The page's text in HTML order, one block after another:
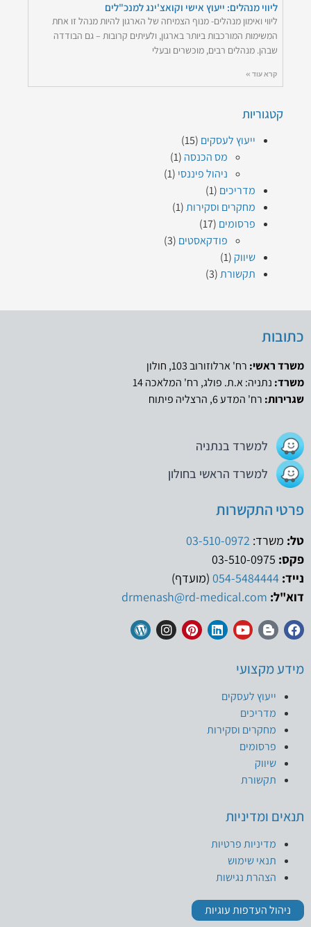
ליווי מנהלים: ייעוץ אישי וקואצ'ינג למנכ"לים
ליווי ואימון מנהלים- מנוף הצמיחה של הארגון להיות מנהל זו אחת
המשימות המורכבות ביותר בארגון, ולעיתים קרובות – גם הבודדה
שבהן. מנהלים רבים, מוכשרים ובעלי
קרא עוד »
קטגוריות
ייעוץ לעסקים (15)
מס הכנסה (1)
ניהול פיננסי (1)
מדריכים (1)
מחקרים וסקירות(1)
פרסומים (17)
פודקאסטים (3)
שיווק (1)
תקשורת(3)
כתובות
משרד ראשי: רח' ארלוזורוב 103, חולון
משרד: נתניה: א.ת. פולג, רח' המלאכה 14
שגרירות: רח' המדע 6, הרצליה פיתוח
למשרד בנתניה
למשרד הראשי בחולון
פרטי התקשרות
טל: משרד: 03-510-0972
פקס:
נייד: 054-5484444 (מועדף)
דוא"ל: drmenash@rd-medical.com
מידע מקצועי
ייעוץ לעסקים
מדריכים
מחקרים וסקירות
פרסומים
שיווק
תקשורת
תנאים ומדיניות
מדיניות פרטיות
תנאי שימוש
הצהרת נגישות
ניהול העדפות עוגיות